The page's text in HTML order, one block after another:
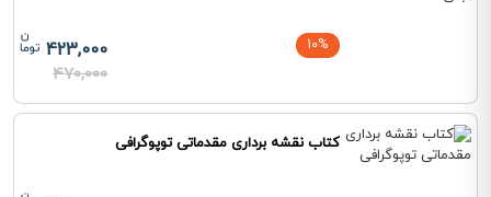
10%
423,000
470,000
کتاب نقشه برداری مقدماتی توپوگرافی